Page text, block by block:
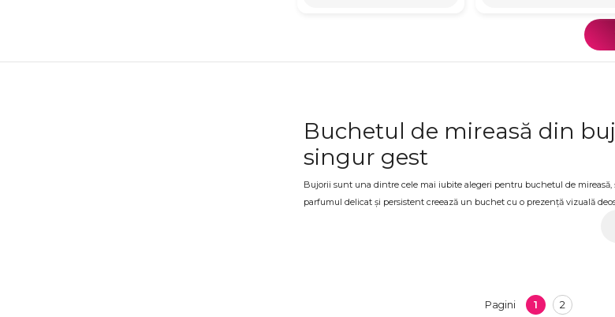
Buchetul de mireasă din
singur gest
Bujorii sunt una dintre cele mai iubite alegeri pentru buchetul de
parfumul delicat și persistent creează un buchet cu o prezență vizuală
Fiecare mireasă merită un buchet care să îi reflecte personalitatea și
romantism, iar bujorul corai sau roșu deschis aduce energie și caracter.
Pagini 1 2